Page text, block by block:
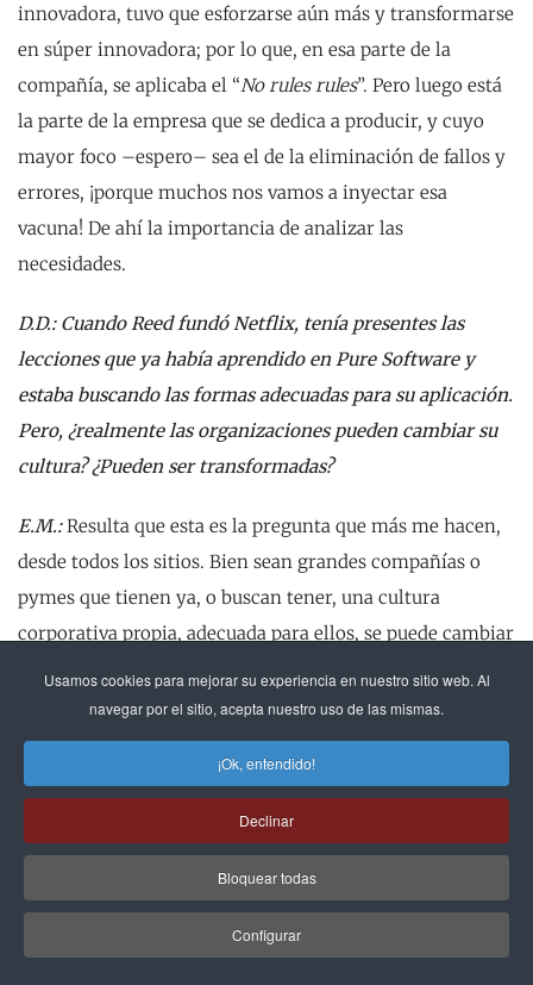
Usamos cookies para mejorar su experiencia en nuestro sitio web. Al
navegar por el sitio, acepta nuestro uso de las mismas.
¡Ok, entendido!
Declinar
Bloquear todas
Configurar
innovadora, tuvo que esforzarse aún más y transformarse
en súper innovadora; por lo que, en esa parte de la
compañía, se aplicaba el “No rules rules”. Pero luego está
la parte de la empresa que se dedica a producir, y cuyo
mayor foco –espero– sea el de la eliminación de fallos y
errores, ¡porque muchos nos vamos a inyectar esa
vacuna! De ahí la importancia de analizar las
necesidades.
D.D.: Cuando Reed fundó Netflix, tenía presentes las
lecciones que ya había aprendido en Pure Software y
estaba buscando las formas adecuadas para su aplicación.
Pero, ¿realmente las organizaciones pueden cambiar su
cultura? ¿Pueden ser transformadas?
E.M.:Resulta que esta es la pregunta que más me hacen,
desde todos los sitios. Bien sean grandes compañías o
pymes que tienen ya, o buscan tener, una cultura
corporativa propia, adecuada para ellos, se puede cambiar
12 personas a tu cargo y el objetivo del equipo es innovar
más, y aun existiendo una cultura que quizás todavía
sufre de esa “resaca” post-industrial, siempre hay una
cosa que podemos hacer: pensar cómo incrementar la
densidad de talento del equipo.